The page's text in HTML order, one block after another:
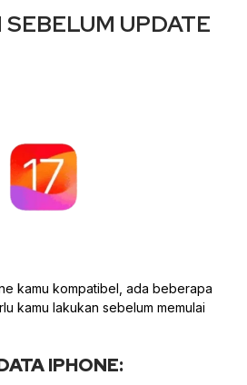
UPDATE
kamu kompatibel, ada beberapa
kamu lakukan sebelum memulai
IPHONE: